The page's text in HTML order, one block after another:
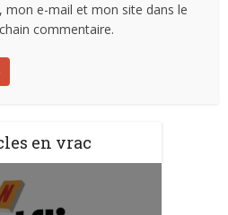
mon e-mail et mon site dans le
commentaire.
en vrac